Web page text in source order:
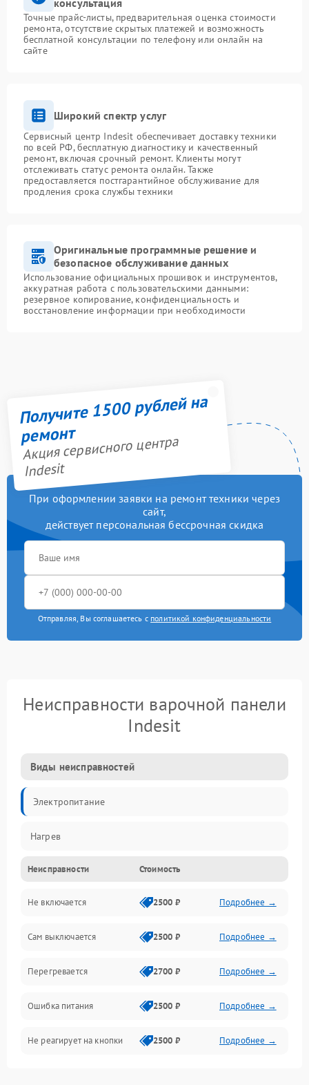
консультация
Точные прайс-листы, предварительная оценка стоимости
ремонта, отсутствие скрытых платежей и возможность
бесплатной консультации по телефону или онлайн на
сайте
Широкий спектр услуг
Сервисный центр Indesit обеспечивает доставку техники
по всей РФ, бесплатную диагностику и качественный
ремонт, включая срочный ремонт. Клиенты могут
отслеживать статус ремонта онлайн. Также
предоставляется постгарантийное обслуживание для
продления срока службы техники
Оригинальные программные решение и
безопасное обслуживание данных
Использование официальных прошивок и инструментов,
аккуратная работа с пользовательскими данными:
резервное копирование, конфиденциальность и
восстановление информации при необходимости
Получите 1500 рублей на
ремонт
Акция сервисного центра
Indesit
При оформлении заявки на ремонт техники через
сайт,
действует персональная бессрочная скидка
Отправляя, Вы соглашаетесь с политикой конфиденциальности
Неисправности варочной панели
Indesit
Виды неисправностей
Электропитание
Нагрев
Неисправности Стоимость
Не включается 2500 ₽ Подробнее →
Сам выключается 2500 ₽ Подробнее →
Перегревается 2700 ₽ Подробнее →
Ошибка питания 2500 ₽ Подробнее →
Не реагирует на кнопки 2500 ₽ Подробнее →